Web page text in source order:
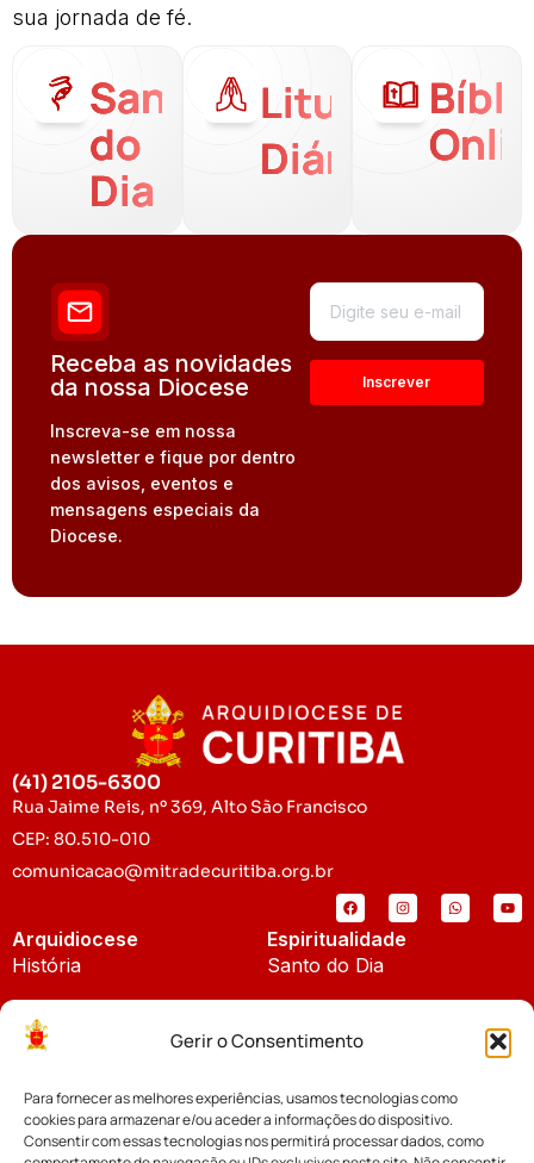
Gerir o Consentimento
Para fornecer as melhores experiências, usamos tecnologias como
cookies para armazenar e/ou aceder a informações do dispositivo.
Consentir com essas tecnologias nos permitirá processar dados, como
sua jornada de fé.
Santo
do
Dia
Liturgia
Diária
Receba as novidades
da nossa Diocese
Inscreva-se em nossa
newsletter e fique por dentro
dos avisos, eventos e
mensagens especiais da
Diocese.
(41) 2105-6300
Rua Jaime Reis, nº 369, Alto São Francisco
CEP: 80.510-010
comunicacao@mitradecuritiba.org.br
Arquidiocese
História
Padroeira
Espiritualidade
Santo do Dia
Notícias
Notícias da Arquidiocese
Cúria Diocesana
Fundo Diocesano